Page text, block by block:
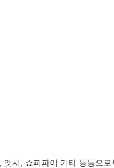
시, 쇼피파이 기타 등등으로